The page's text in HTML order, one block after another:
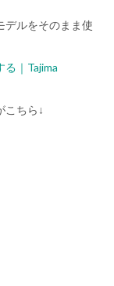
デルをそのまま使
｜Tajima
こちら↓